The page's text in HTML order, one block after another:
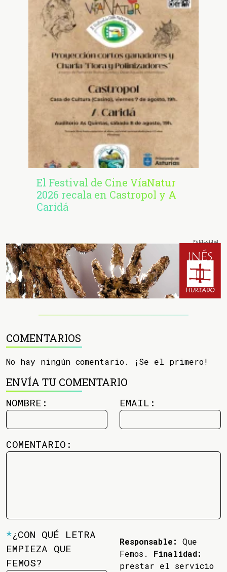
El Festival de Cine VíaNatur
2026 recala en Castropol y A
Caridá
COMENTARIOS
No hay ningún comentario. ¡Se el primero!
ENVÍA TU COMENTARIO
NOMBRE: EMAIL:
COMENTARIO:
*¿CON QUÉ LETRA
EMPIEZA QUE
FEMOS?
Responsable:
Que
Femos. Finalidad:
prestar el servicio